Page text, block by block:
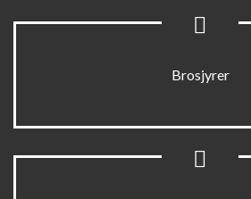
Brosjyrer